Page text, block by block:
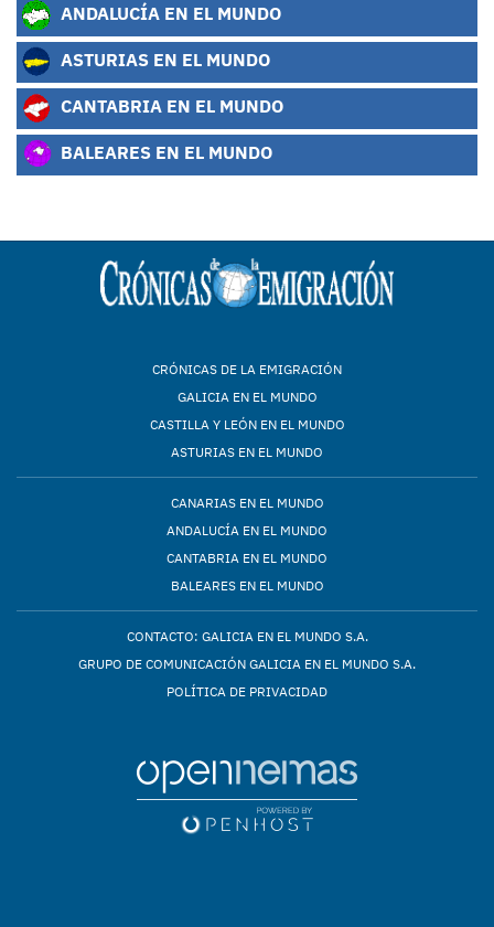
ANDALUCÍA EN EL MUNDO
ASTURIAS EN EL MUNDO
CANTABRIA EN EL MUNDO
BALEARES EN EL MUNDO
CRÓNICAS DE LA EMIGRACIÓN
GALICIA EN EL MUNDO
CASTILLA Y LEÓN EN EL MUNDO
ASTURIAS EN EL MUNDO
CANARIAS EN EL MUNDO
ANDALUCÍA EN EL MUNDO
CANTABRIA EN EL MUNDO
BALEARES EN EL MUNDO
CONTACTO: GALICIA EN EL MUNDO S.A.
GRUPO DE COMUNICACIÓN GALICIA EN EL MUNDO S.A.
POLÍTICA DE PRIVACIDAD